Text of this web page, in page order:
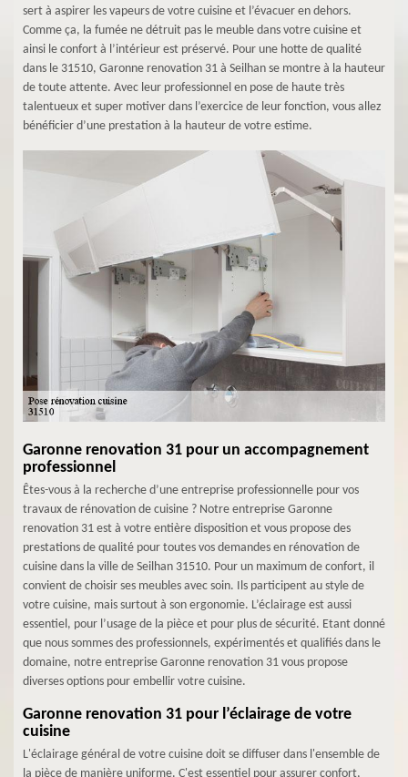
sert à aspirer les vapeurs de votre cuisine et l’évacuer en dehors.
Comme ça, la fumée ne détruit pas le meuble dans votre cuisine et
ainsi le confort à l’intérieur est préservé. Pour une hotte de qualité
dans le 31510, Garonne renovation 31 à Seilhan se montre à la hauteur
de toute attente. Avec leur professionnel en pose de haute très
talentueux et super motiver dans l’exercice de leur fonction, vous allez
bénéficier d’une prestation à la hauteur de votre estime.
Garonne renovation 31 pour un accompagnement
professionnel
Êtes-vous à la recherche d’une entreprise professionnelle pour vos
travaux de rénovation de cuisine ? Notre entreprise Garonne
renovation 31 est à votre entière disposition et vous propose des
prestations de qualité pour toutes vos demandes en rénovation de
cuisine dans la ville de Seilhan 31510. Pour un maximum de confort, il
convient de choisir ses meubles avec soin. Ils participent au style de
votre cuisine, mais surtout à son ergonomie. L’éclairage est aussi
essentiel, pour l’usage de la pièce et pour plus de sécurité. Etant donné
que nous sommes des professionnels, expérimentés et qualifiés dans le
domaine, notre entreprise Garonne renovation 31 vous propose
diverses options pour embellir votre cuisine.
Garonne renovation 31 pour l’éclairage de votre
cuisine
L'éclairage général de votre cuisine doit se diffuser dans l'ensemble de
la pièce de manière uniforme. C'est essentiel pour assurer confort,